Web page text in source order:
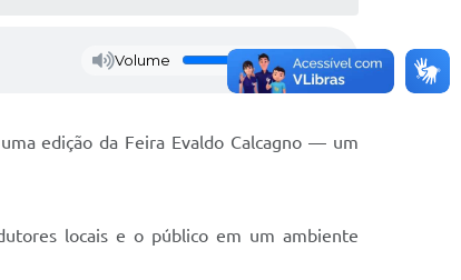
Volume
edição da Feira Evaldo Calcagno — um
locais e o público em um ambiente